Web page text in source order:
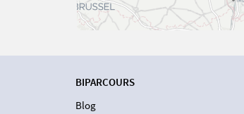
BIPARCOURS
Blog